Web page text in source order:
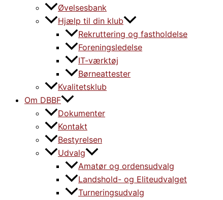
Øvelsesbank
Hjælp til din klub
Rekruttering og fastholdelse
Foreningsledelse
IT-værktøj
Børneattester
Kvalitetsklub
Om DBBF
Dokumenter
Kontakt
Bestyrelsen
Udvalg
Amatør og ordensudvalg
Landshold- og Eliteudvalget
Turneringsudvalg